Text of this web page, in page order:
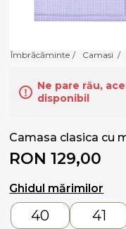
Îmbrăcăminte / Camasi /
Ne pare rău,
disponibil
Camasa clasica cu
RON 129,00
Ghidul mărimilor
40 41